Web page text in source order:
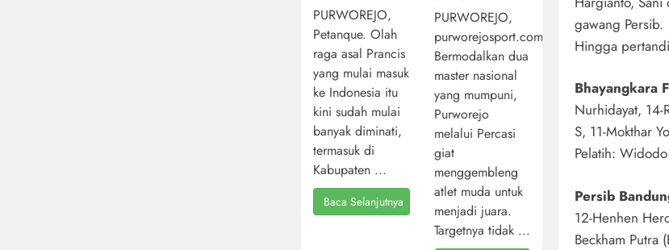
gawang Persib.
Hingga
Bhayangkara
Nurhidayat,
S, 11-Mokthar
Pelatih:
Persib
12-Henhen
Beckham Putra
PURWOREJO,
Petanque. Olah
raga asal Prancis
yang mulai masuk
ke Indonesia itu
kini sudah mulai
banyak diminati,
termasuk di
Kabupaten ...
Baca Selanjutnya
PURWOREJO,
purworejosport.com,
Bermodalkan dua
master nasional
yang mumpuni,
Purworejo
melalui Percasi
giat
menggembleng
atlet muda untuk
menjadi juara.
Targetnya tidak ...